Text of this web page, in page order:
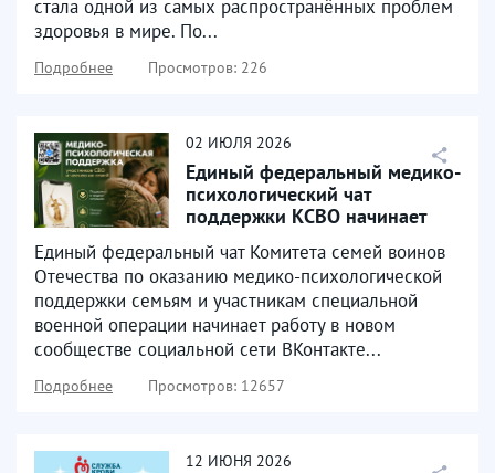
стала одной из самых распространённых проблем
здоровья в мире. По...
Подробнее Просмотров: 226
02 ИЮЛЯ 2026
Единый федеральный медико-
психологический чат
поддержки КСВО начинает
Единый федеральный чат Комитета семей воинов
Отечества по оказанию медико-психологической
поддержки семьям и участникам специальной
военной операции начинает работу в новом
сообществе социальной сети ВКонтакте...
Подробнее Просмотров: 12657
12 ИЮНЯ 2026